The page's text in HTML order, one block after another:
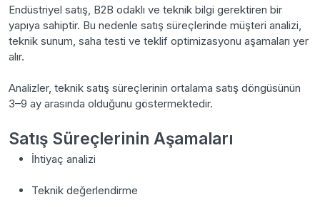
Endüstriyel satış, B2B odaklı ve teknik bilgi gerektiren bir
yapıya sahiptir. Bu nedenle satış süreçlerinde müşteri analizi,
teknik sunum, saha testi ve teklif optimizasyonu aşamaları yer
alır.
Analizler, teknik satış süreçlerinin ortalama satış döngüsünün
3–9 ay arasında olduğunu göstermektedir.
Satış Süreçlerinin Aşamaları
İhtiyaç analizi
Teknik değerlendirme